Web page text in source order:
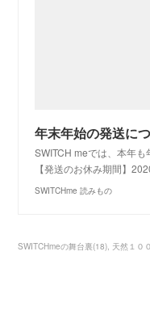
年末年始の発送に
SWITCH meでは、本年も
【発送のお休み期間】
SWITCHme 読みもの
SWITCHmeの舞台裏(18) 天然１０